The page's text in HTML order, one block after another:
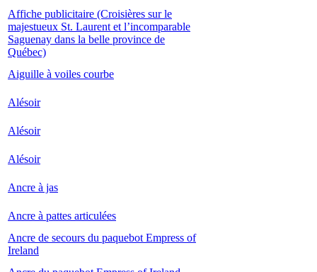
Affiche publicitaire (Croisières sur le
majestueux St. Laurent et l’incomparable
Saguenay dans la belle province de
Québec)
Aiguille à voiles courbe
Alésoir
Alésoir
Alésoir
Ancre à jas
Ancre à pattes articulées
Ancre de secours du paquebot Empress of
Ireland